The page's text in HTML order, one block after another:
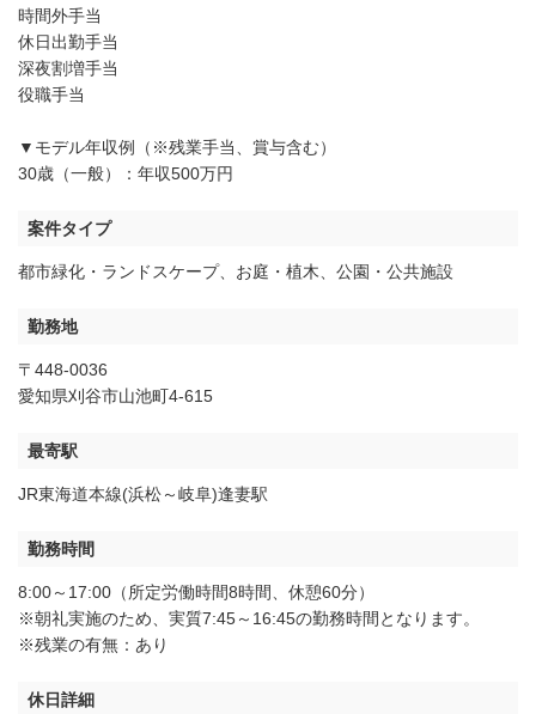
時間外手当
休日出勤手当
深夜割増手当
役職手当
▼モデル年収例（※残業手当、賞与含む）
30歳（一般）：年収500万円
案件タイプ
都市緑化・ランドスケープ、 お庭・植木 公園・公共施設
勤務地
〒448-0036
愛知県刈谷市山池町4-615
最寄駅
JR東海道本線(浜松～岐阜)逢妻駅
勤務時間
8:00～17:00（所定労働時間8時間、休憩60分）
※朝礼実施のため、実質7:45～16:45の勤務時間となります。
※残業の有無：あり
休日詳細